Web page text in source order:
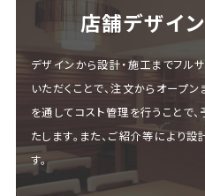
店舗デザイン
デザインから設計・施工までフル
いただくことで、注文からオープ
を通してコスト管理を行うことで
たします。また、ご紹介等により
す。